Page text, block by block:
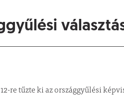
re tűzte ki az országgyűlési